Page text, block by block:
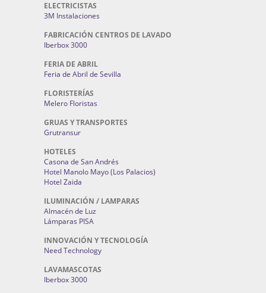
ELECTRICISTAS
3M Instalaciones
FABRICACIÓN CENTROS DE LAVADO
Iberbox 3000
FERIA DE ABRIL
Feria de Abril de Sevilla
FLORISTERÍAS
Melero Floristas
GRUAS Y TRANSPORTES
Grutransur
HOTELES
Casona de San Andrés
Hotel Manolo Mayo (Los Palacios)
Hotel Zaida
ILUMINACIÓN / LAMPARAS
Almacén de Luz
Lámparas PISA
INNOVACIÓN Y TECNOLOGÍA
Need Technology
LAVAMASCOTAS
Iberbox 3000